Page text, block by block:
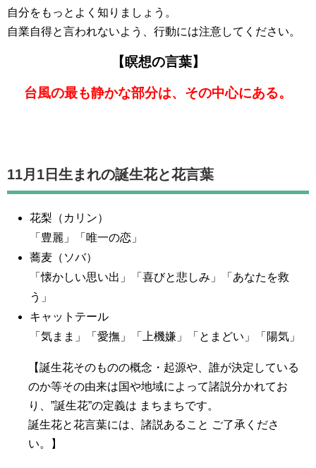
自分をもっとよく知りましょう。
自業自得と言われないよう、行動には注意してください。
【瞑想の言葉】
台風の最も静かな部分は、その中心にある。
11月1日生まれの誕生花と花言葉
花梨（カリン）
「豊麗」「唯一の恋」
蕎麦（ソバ）
「懐かしい思い出」「喜びと悲しみ」「あなたを救
う」
キャットテール
「気まま」「愛撫」「上機嫌」「とまどい」「陽気」
【誕生花そのものの概念・起源や、誰が決定している
のか等その由来は国や地域によって諸説分かれてお
り、”誕生花”の定義は まちまちです。
誕生花と花言葉には、諸説あること ご了承くださ
い。】